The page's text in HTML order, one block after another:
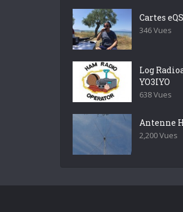
Cartes
346 Vues
Log
YO3IYO
638 Vues
Antenne
2,200 Vues